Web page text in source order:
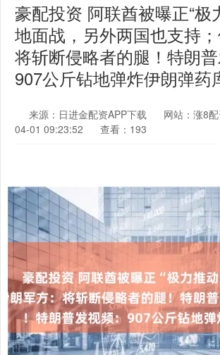
豪配投资 阿联酋被曝正“极
地面战，另外两国也支持；
将斩断侵略者的腿！特朗普
907公斤钻地弹炸伊朗弹药
来源：日进金配资APP下载 网站：涨8
04-01 09:23:52
查看：193